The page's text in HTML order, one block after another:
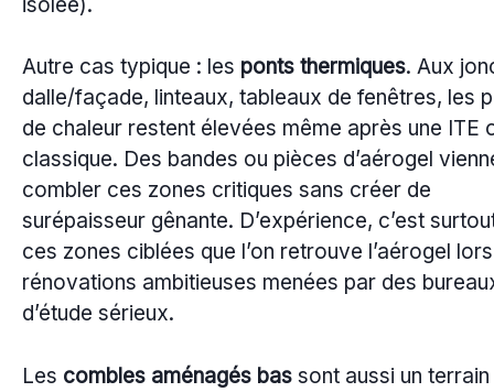
Autre cas typique : les ponts thermiques. Aux
dalle/façade, linteaux, tableaux de fenêtres, les
de chaleur restent élevées même après une ITE
classique. Des bandes ou pièces d’aérogel
combler ces zones critiques sans créer de
surépaisseur gênante. D’expérience, c’est
ces zones ciblées que l’on retrouve l’aérogel
rénovations ambitieuses menées par des
d’étude sérieux.
Les combles aménagés bas sont aussi un